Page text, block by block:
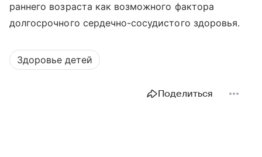
раннего возраста как возможного фактора
долгосрочного сердечно-сосудистого здоровья.
Здоровье детей
Поделиться